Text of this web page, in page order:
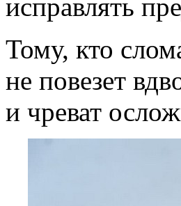
исправлять
Тому, кто
не повезет
и чреват